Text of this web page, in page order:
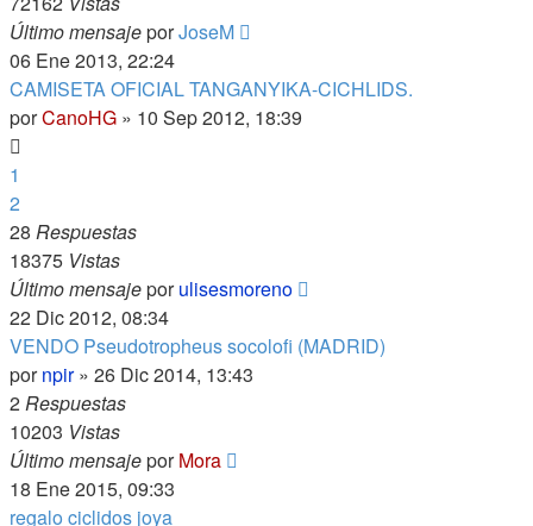
Último mensajeporJoseM
06 Ene 2013, 22:24
CAMISETA OFICIAL TANGANYIKA-CICHLIDS.
porCanoHG » 10 Sep 2012, 18:39
1
2
28 Respuestas
18375 Vistas
Último mensajeporulisesmoreno
22 Dic 2012, 08:34
VENDO Pseudotropheus socolofi (MADRID)
pornpir» 26 Dic 2014, 13:43
2Respuestas
10203 Vistas
Último mensajeporMora
18 Ene 2015, 09:33
regalo ciclidos joya